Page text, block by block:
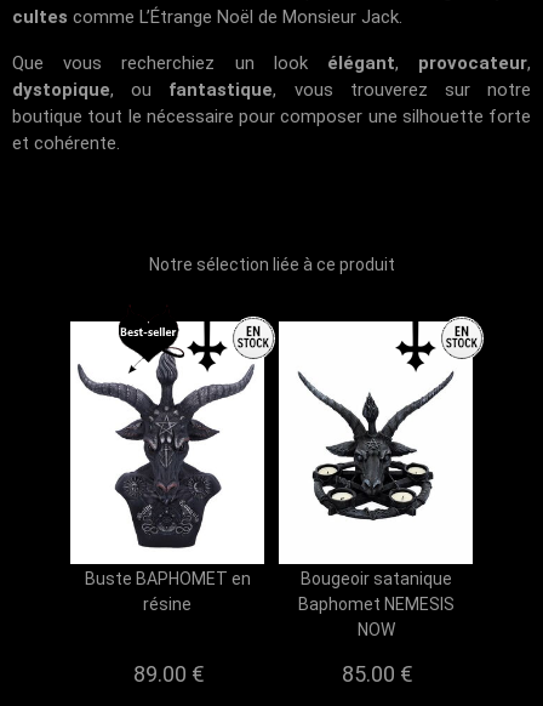
cultes comme L’Étrange Noël de Monsieur Jack.
Que vous recherchiez un look élégant, provocateur,
dystopique, ou fantastique, vous trouverez sur notre
boutique tout le nécessaire pour composer une silhouette forte
et cohérente.
Notre sélection liée à ce produit
Buste BAPHOMET en
résine
89.00 €
Bougeoir satanique
Baphomet NEMESIS
NOW
85.00 €